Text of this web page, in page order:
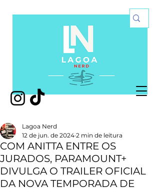
COM ANITTA ENTRE OS
JURADOS, PARAMOUNT+
DIVULGA O TRAILER OFICIAL
DA NOVA TEMPORADA DE
Lagoa Nerd
12 de jun. de 2024 2 min de leitura